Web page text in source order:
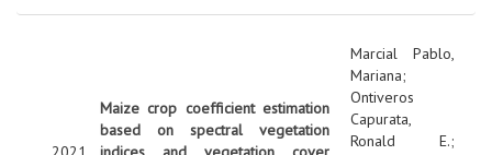
Maize crop coefficient estimation
based on spectral vegetation
Marcial Pablo,
Mariana;
Ontiveros
Capurata,
Ronald E.;